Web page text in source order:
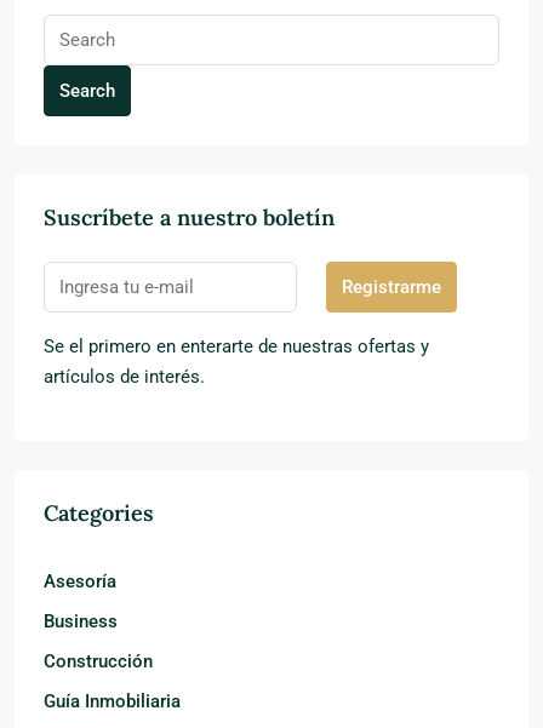
Search
Suscríbete a nuestro boletín
Registrarme
Se el primero en enterarte de nuestras ofertas y
artículos de interés.
Categories
Asesoría
Business
Construcción
Guía Inmobiliaria